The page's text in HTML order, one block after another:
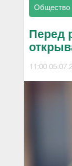
Общество
Перед
11:00